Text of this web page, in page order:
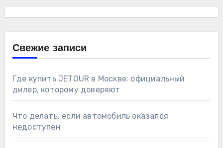
Свежие записи
Где купить JETOUR в Москве: официальный
дилер, которому доверяют
Что делать, если автомобиль оказался
недоступен